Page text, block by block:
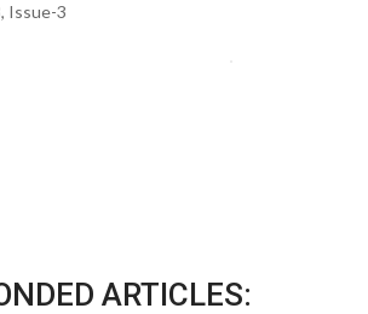
Issue-3
ARTICLES: